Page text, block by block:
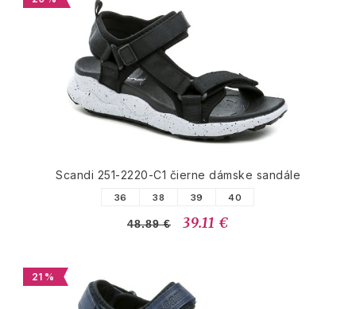
Scandi 251-2220-C1 čierne dámske sandále
36 38 39 40
48.89 € 39.11 €
21 %